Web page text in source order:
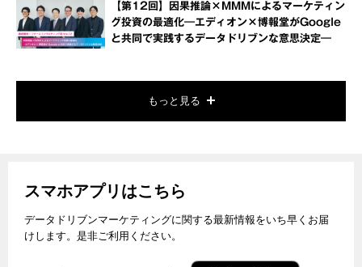
【第12回】因果推論×MMMによるマーケティン
グ投資の最適化―エディオン×博報堂がGoogle
と共同で実践するデータドリブンな意思決定―
もっと見る
スマホアプリはこちら
データドリブンマーケティングに関する最新情報をいち早くお届
けします。是非ご利用ください。